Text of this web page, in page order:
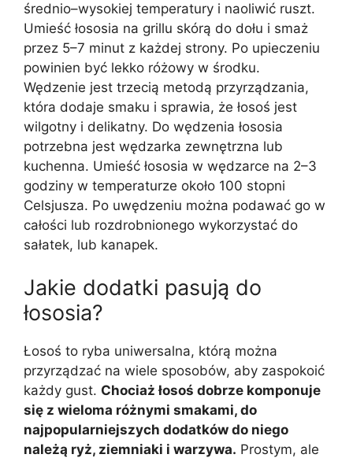
średnio–wysokiej temperatury i naoliwić ruszt.
Umieść łososia na grillu skórą do dołu i smaż
przez 5–7 minut z każdej strony. Po upieczeniu
powinien być lekko różowy w środku.
Wędzenie jest trzecią metodą przyrządzania,
która dodaje smaku i sprawia, że łosoś jest
wilgotny i delikatny. Do wędzenia łososia
potrzebna jest wędzarka zewnętrzna lub
kuchenna. Umieść łososia w wędzarce na 2–3
godziny w temperaturze około 100 stopni
Celsjusza. Po uwędzeniu można podawać go w
całości lub rozdrobnionego wykorzystać do
sałatek, lub kanapek.
Jakie dodatki pasują do
łososia?
Łosoś to ryba uniwersalna, którą można
przyrządzać na wiele sposobów, aby zaspokoić
każdy gust. Chociaż łosoś dobrze komponuje
się z wieloma różnymi smakami, do
najpopularniejszych dodatków do niego
należą ryż, ziemniaki i warzywa. Prostym, ale